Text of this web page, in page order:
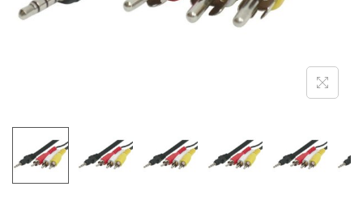
a